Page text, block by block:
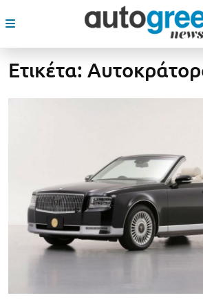
Ετικέτα: